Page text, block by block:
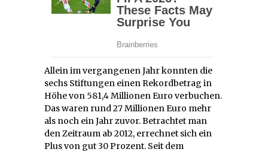
Allein im vergangenen Jahr konnten die
sechs Stiftungen einen Rekordbetrag in
Höhe von 581,4 Millionen Euro verbuchen.
Das waren rund 27 Millionen Euro mehr
als noch ein Jahr zuvor. Betrachtet man
den Zeitraum ab 2012, errechnet sich ein
Plus von gut 30 Prozent. Seit dem